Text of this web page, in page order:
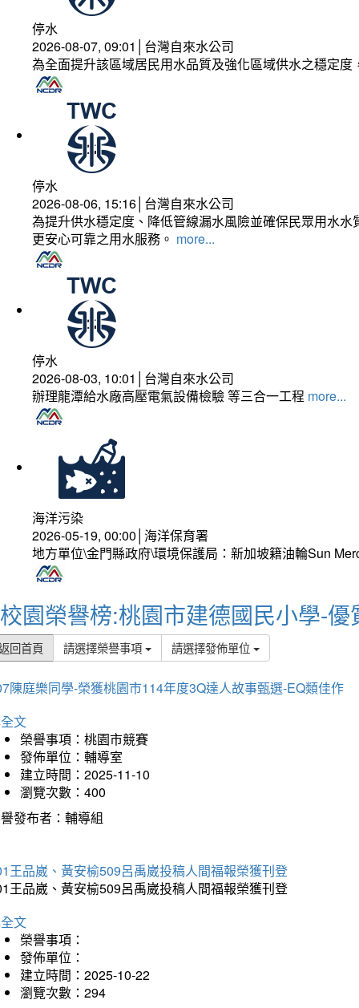
停水
2026-08-07, 09:01│台灣自來水公司
為全面提升該區域居民用水品質及強化區域供水之穩定
停水
2026-08-06, 15:16│台灣自來水公司
為提升供水穩定度、降低管線漏水風險並確保民眾用水
更安心可靠之用水服務。 more...
停水
2026-08-03, 10:01│台灣自來水公司
辦理龍潭給水廠高壓電氣設備檢驗 等三合一工程 more...
海洋污染
2026-05-19, 00:00│海洋保育署
地方單位\金門縣政府\環境保護局：新加坡籍油輪Sun
校園榮譽榜:桃園市建德國民小學-優
回首頁 請選擇榮譽事項 請選擇發佈單位
陳庭樂同學-榮獲桃園市114年度3Q達人故事甄選-EQ類佳作
文
榮譽事項：桃園市競賽
發佈單位：輔導室
建立時間：2025-11-10
瀏覽次數：400
發布者：輔導組
王品崴、黃安榆509呂禹崴投稿人間福報榮獲刊登
王品崴、黃安榆509呂禹崴投稿人間福報榮獲刊登
文
榮譽事項：
發佈單位：
建立時間：2025-10-22
瀏覽次數：294